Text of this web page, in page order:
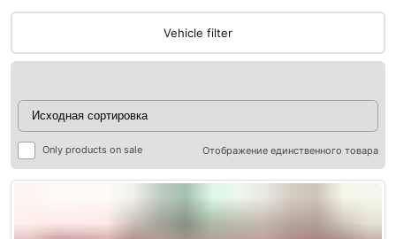
Vehicle filter
Only products on sale Отображение единственного товара